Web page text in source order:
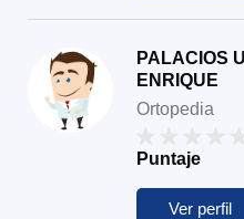
PALACIOS
ENRIQUE
Ortopedia
Puntaje
Ver perfil